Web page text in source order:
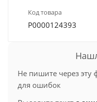
Код товара
Р0000124393
Не пишите через эту
для ошибок